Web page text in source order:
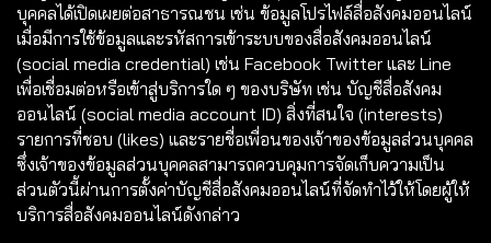
บุคคลได้เปิดเผยต่อสาธารณชน เช่น ข้อมูลโปรไฟล์สื่อสังคมออนไลน์
เมื่อมีการใช้ข้อมูลและรหัสการเข้าระบบของสื่อสังคมออนไลน์
(social media credential) เช่น Facebook Twitter และ Line
เพื่อเชื่อมต่อหรือเข้าสู่บริการใด ๆ ของบริษัท เช่น บัญชีสื่อสังคม
ออนไลน์ (social media account ID) สิ่งที่สนใจ (interests)
รายการที่ชอบ (likes) และรายชื่อเพื่อนของเจ้าของข้อมูลส่วนบุคคล
ซึ่งเจ้าของข้อมูลส่วนบุคคลสามารถควบคุมการจัดเก็บความเป็น
ส่วนตัวนี้ผ่านการตั้งค่าบัญชีสื่อสังคมออนไลน์ที่จัดทำไว้ให้โดยผู้ให้
บริการสื่อสังคมออนไลน์ดังกล่าว